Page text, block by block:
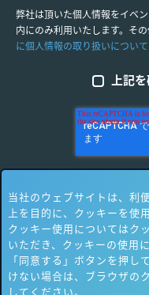
弊社は頂いた個人情報をイベ
内にのみ利用いたします。その
に個人情報の取り扱いについて
上記
当社のウェブサイトは、利
上を目的に、クッキーを使
クッキー使用についてはク
いただき、クッキーの使用
「同意する」ボタンを押し
けない場合は、ブラウザの
してください。